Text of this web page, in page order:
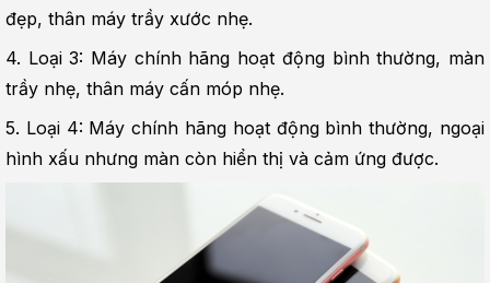
đẹp, thân máy trầy xước nhẹ.
4. Loại 3: Máy chính hãng hoạt động bình thường, màn
trầy nhẹ, thân máy cấn móp nhẹ.
5. Loại 4: Máy chính hãng hoạt động bình thường, ngoại
hình xấu nhưng màn còn hiển thị và cảm ứng được.